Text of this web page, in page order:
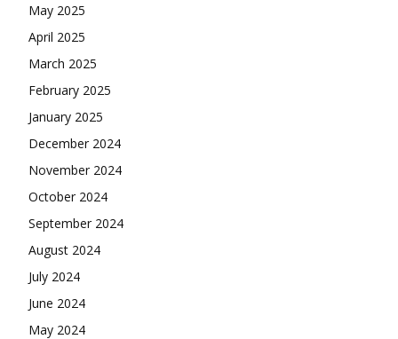
May 2025
April 2025
March 2025
February 2025
January 2025
December 2024
November 2024
October 2024
September 2024
August 2024
July 2024
June 2024
May 2024